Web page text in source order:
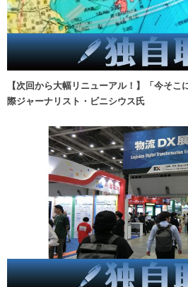
【次回から大幅リニューアル！】「今そ
際ジャーナリスト・ビニシウス氏